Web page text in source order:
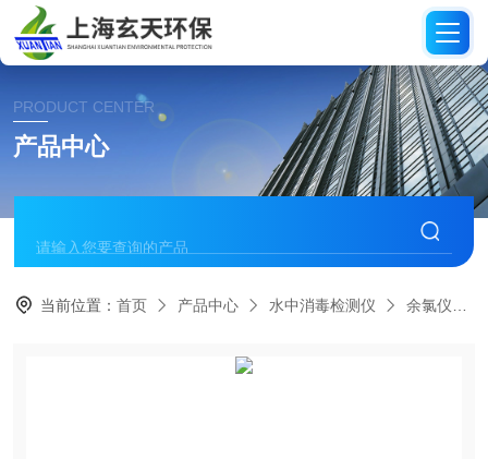
PRODUCT CENTER
产品中心
当前位置：首页 产品中心 水中消毒检测仪 余氯仪